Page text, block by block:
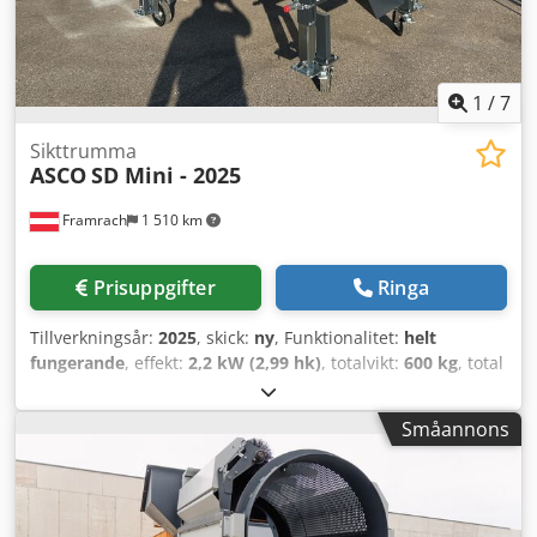
1 /7
Framrach 1 510 km
Sikttrumma
ASCOSD Mini - 2025
Prisuppgifter Ringa
Tillverkningsår: 2025, skick: ny, Funktionalitet: helt
fungerande, effekt: 2,2 kW (2,99 hk), totalvikt: 600 kg, total
, total bredd:
mm, inspänning:400 V, Utrustning:Typplåt tillgänglig,
dokumentation / manual, nödstopp
, Den innovativa
mobila trumsikten från ASCO®Screen – robust, kompakt
och mångsidigt användbar. Med variabla höjdinställningar
möjliggör den enkel transport och användarvänlig drift.
Småannons